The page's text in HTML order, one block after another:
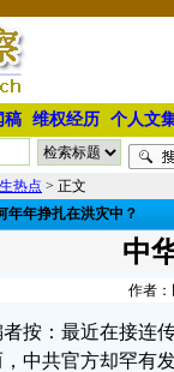
稿 维权经历 个人文
热点 > 正文
年年挣扎在洪灾中？
中
作者：
者按：最近在接连
中共官方却罕有